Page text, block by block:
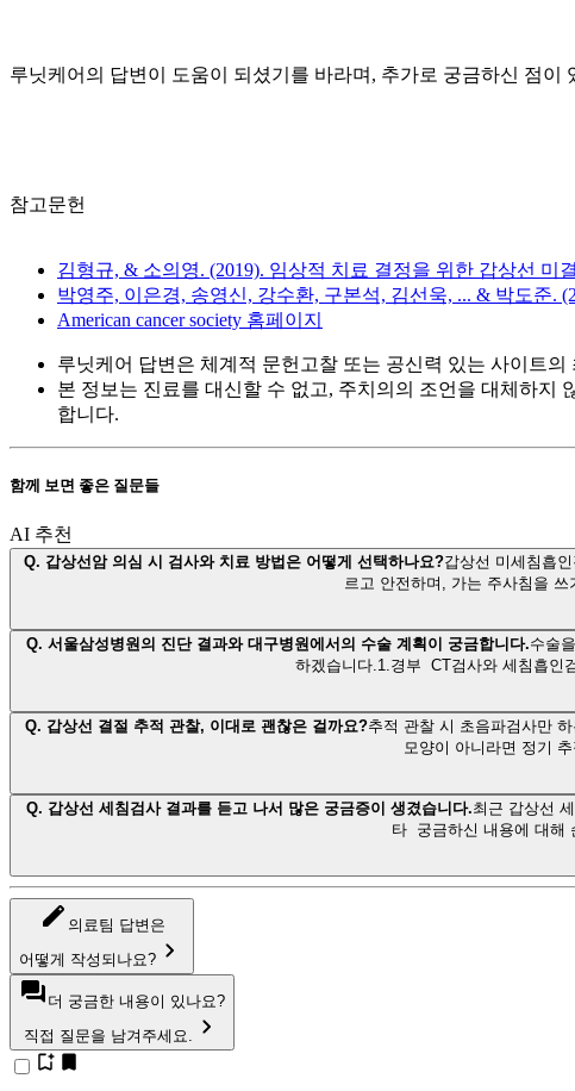
루닛케어의 답변이 도움이 되셨기를 바라며, 추가로 궁금하신 점
참고문헌
김형규, & 소의영. (2019). 임상적 치료 결정을 위한 갑상선 미
박영주, 이은경, 송영신, 강수환, 구본석, 김선욱, ... & 박도준.
American cancer society 홈페이지
루닛케어 답변은 체계적 문헌고찰 또는 공신력 있는 사이트
본 정보는 진료를 대신할 수 없고, 주치의의 조언을 대체하지
합니다.
함께 보면 좋은 질문들
AI 추천
Q. 갑상선암 의심 시 검사와 치료 방법은 어떻게 선택하나요?갑상선 미세침흡
르고 안전하며, 가는 주사침을
Q. 서울삼성병원의 진단 결과와 대구병원에서의 수술 계획이 궁금합니다.수술
하겠습니다.1.경부 CT검사와 세침흡인
Q. 갑상선 결절 추적 관찰, 이대로 괜찮은 걸까요?추적 관찰 시 초음파검사만
모양이 아니라면 정기
Q. 갑상선 세침검사 결과를 듣고 나서 많은 궁금증이 생겼습니다.최근 갑상선
타 궁금하신 내용에 대해
의료팀 답변은
어떻게 작성되나요?
더 궁금한 내용이 있나요?
직접 질문을 남겨주세요.